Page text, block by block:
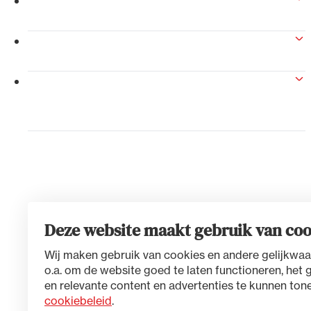
Deze website maakt gebruik van
Wij maken gebruik van cookies en andere
o.a. om de website goed te laten functioneren, het
en relevante content en advertenties te kunnen
cookiebeleid.
Alle wet- en regelgeving voor
Advocatenwet tot de
(Voda) en de Regeling op de